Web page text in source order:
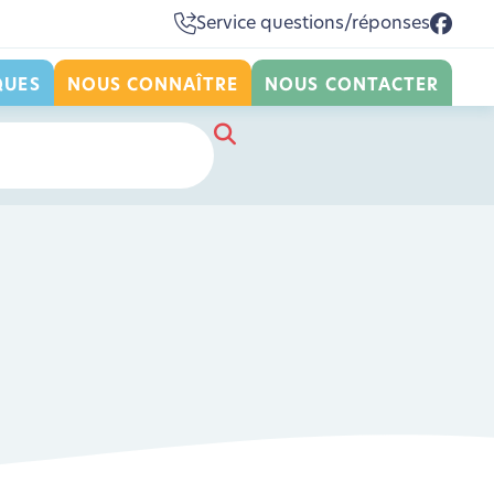
Service questions/réponses
NOUS CONNAÎTRE NOUS CONTACTER